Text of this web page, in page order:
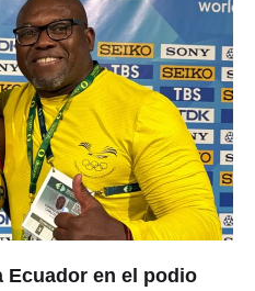
Ecuador en el podio